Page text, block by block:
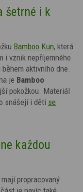
šetrné i k
Bamboo Kun, která
i vznik nepříjemného
aktivního dne.
je Bamboo
pokožkou. Materiál
snášejí i děti se
každou
mají propracovaný